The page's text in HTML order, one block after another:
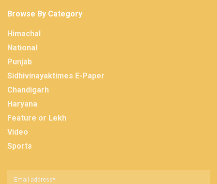
Browse By Category
Himachal
National
Punjab
Sidhivinayaktimes E-Paper
Chandigarh
Haryana
Feature or Lekh
Video
Sports